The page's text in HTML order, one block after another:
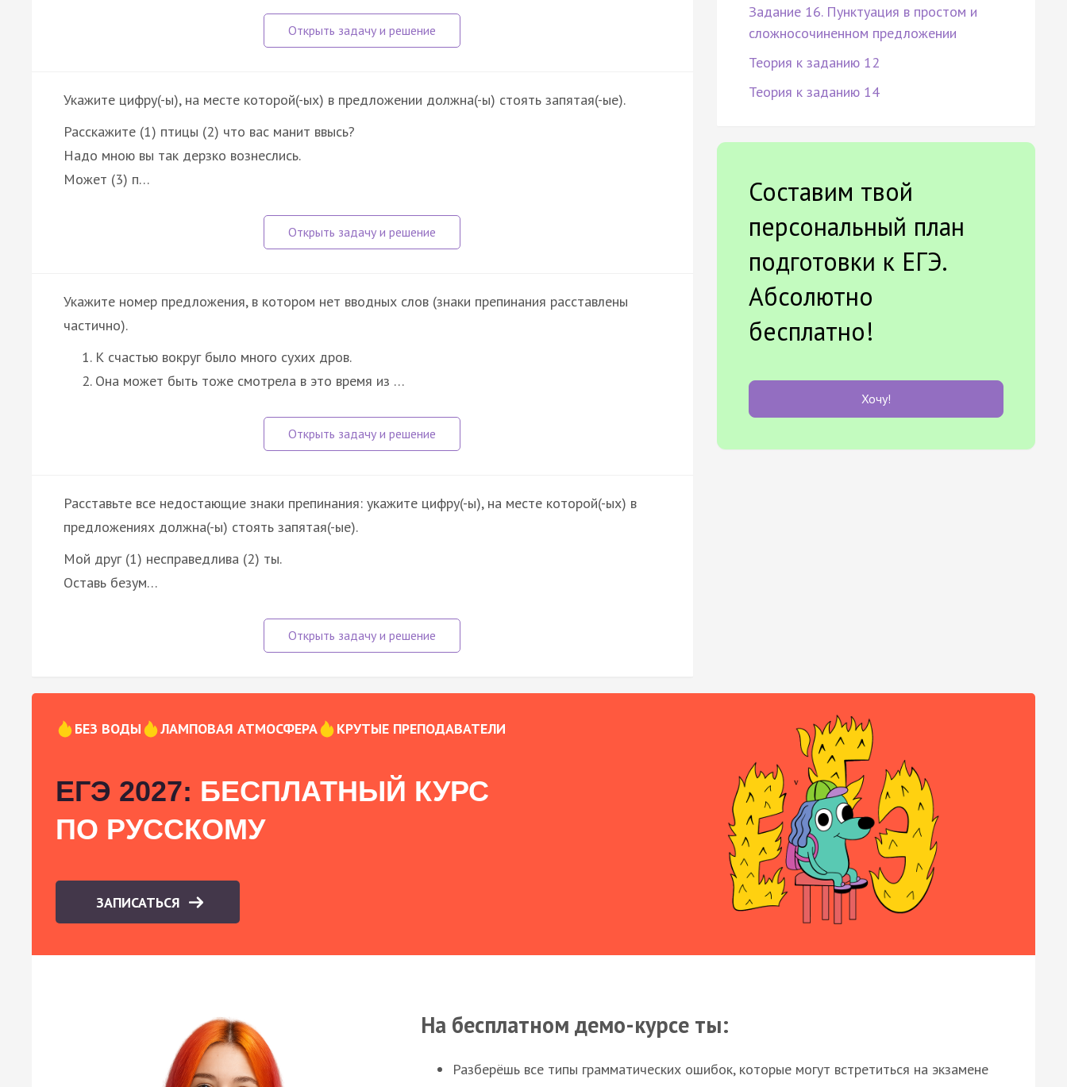
Укажите цифру(-ы), на месте которой(-ых) в предложении должна(-ы) стоять запятая(-ые).
Расскажите (1) птицы (2) что вас манит ввысь?
Надо мною вы так дерзко вознеслись.
Может (3) п…
Укажите номер предложения, в котором нет вводных слов (знаки препинания расставлены
частично).
К счастью вокруг было много сухих дров.
Она может быть тоже смотрела в это время из …
Расставьте все недостающие знаки препинания: укажите цифру(-ы), на месте которой(-ых) в
предложениях должна(-ы) стоять запятая(-ые).
Мой друг (1) несправедлива (2) ты.
Оставь безум…
Задание 16. Пунктуация в простом и
сложносочиненном предложении
Теория к заданию 12
Теория к заданию 14
Составим твой
персональный план
подготовки к ЕГЭ.
Абсолютно
бесплатно!
Хочу!
БЕЗ ВОДЫ ЛАМПОВАЯ АТМОСФЕРА КРУТЫЕ ПРЕПОДАВАТЕЛИ
ЕГЭ 2027: БЕСПЛАТНЫЙ КУРС
ПО РУССКОМУ
ЗАПИСАТЬСЯ
На бесплатном демо-курсе ты:
Разберёшь все типы грамматических ошибок, которые могут встретиться на экзамене